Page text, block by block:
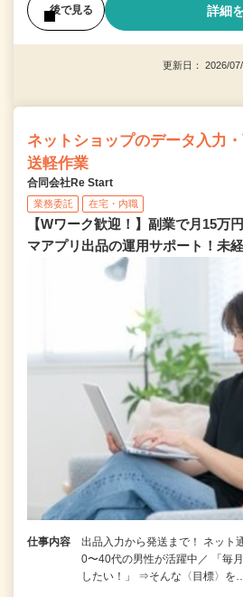
後で見る 詳細
更新日： 2026/
ネットショップのデータ入力
送軽作業
合同会社Re Start
業務委託 在宅・内職
【Wワーク歓迎！】副業で月15万
マアプリ出品の運用サポート！未
仕事内容
出品入力から発送まで！ ネッ
0〜40代の男性が活躍中／ 「毎
したい！」 ⇒そんな〈目標〉を